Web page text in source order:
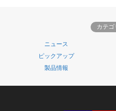
カテゴ
ニュース
ピックアップ
製品情報